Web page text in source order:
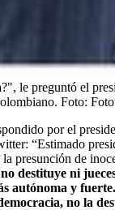
le preguntó el
Foto:
por el
“Estimado
presunción de
destituye ni
autónoma y
no la